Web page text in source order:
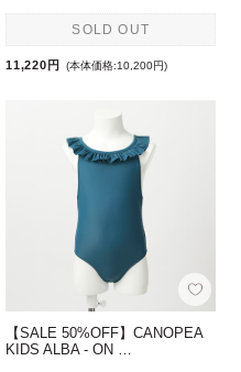
SOLD OUT
11,220円 (本体価格:10,200円)
【SALE 50%OFF】CANOPEA
KIDS ALBA - ON …